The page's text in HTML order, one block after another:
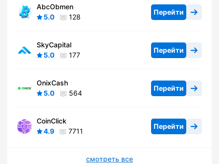
AbcObmen
5.0
128
Перейти
SkyCapital
5.0
177
Перейти
OnixCash
5.0
564
Перейти
CoinClick
4.9
7711
Перейти
смотреть все